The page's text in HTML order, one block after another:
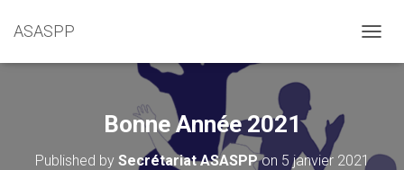
ASASPP
Bonne Année 2021
Published by Secrétariat ASASPPon 5 janvier 2021